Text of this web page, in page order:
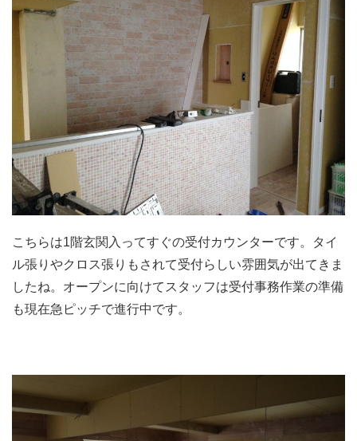
こちらは1階玄関入ってすぐの受付カウンターです。タイ
ル張りやクロス張りもされて受付らしい雰囲気が出てきま
したね。オープンに向けてスタッフは受付事務作業の準備
も現在急ピッチで進行中です。